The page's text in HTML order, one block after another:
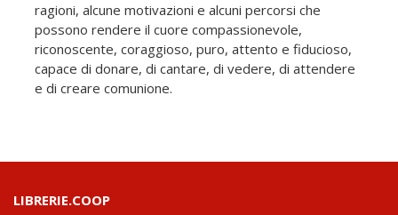
ragioni, alcune motivazioni e alcuni percorsi che
possono rendere il cuore compassionevole,
riconoscente, coraggioso, puro, attento e fiducioso,
capace di donare, di cantare, di vedere, di attendere
e di creare comunione.
LIBRERIE.COOP